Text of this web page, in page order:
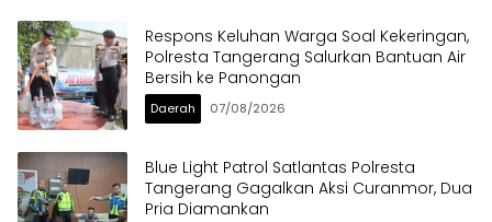
Respons Keluhan Warga Soal Kekeringan,
Polresta Tangerang Salurkan Bantuan Air
Bersih ke Panongan
Daerah 07/08/2026
Blue Light Patrol Satlantas Polresta
Tangerang Gagalkan Aksi Curanmor, Dua
Pria Diamankan